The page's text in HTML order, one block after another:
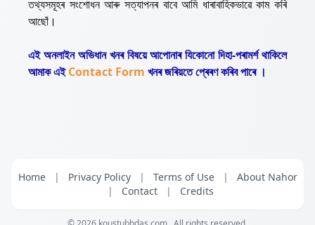
তথ্যসমূহৰ সংশোধন আৰু সত্যাপনৰ বাবে আমি ধাৰাবাহিকভাৱে কাম কৰি
আছোঁ।
এই অনলাইন অভিধান খনৰ বিষয়ে আপোনাৰ যিকোনো দিহা-পৰামৰ্শ থাকিলে
আমাক এইContact Form খনৰ জৰিয়তে প্ৰেৰণ কৰিব পাৰে ।
Home | Privacy Policy | Terms of Use |
About Nahor
|
Contact | Credits